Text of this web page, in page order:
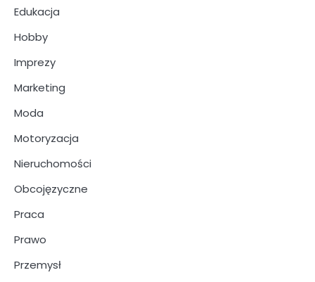
Edukacja
Hobby
Imprezy
Marketing
Moda
Motoryzacja
Nieruchomości
Obcojęzyczne
Praca
Prawo
Przemysł